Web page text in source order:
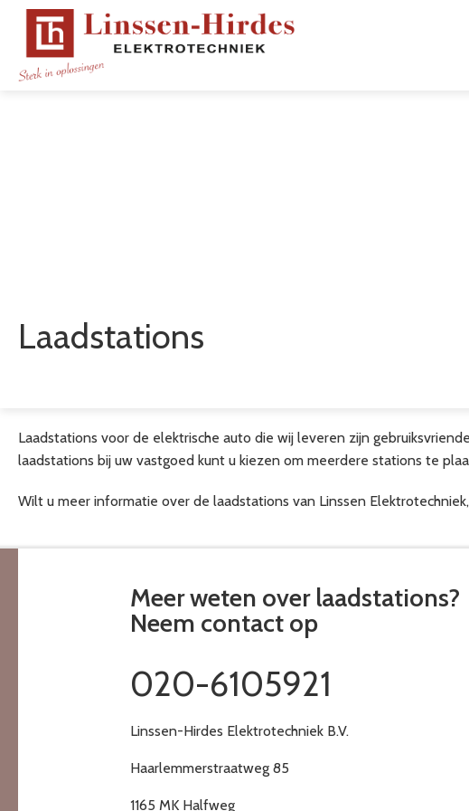
Laadstations
Laadstations voor de elektrische auto die wij leveren zijn
laadstations bij uw vastgoed kunt u kiezen om meerdere stations te
Wilt u meer informatie over de laadstations van Linssen
Meer weten over laadstations?
Neem contact op
020-6105921
Linssen-Hirdes Elektrotechniek B.V.
Haarlemmerstraatweg 85
1165 MK Halfweg